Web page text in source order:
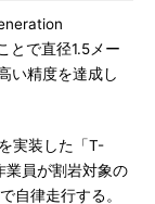
とで直径1.5メー
い精度を達成し
実装した「T-
業員が割岩対象の
自律走行する。